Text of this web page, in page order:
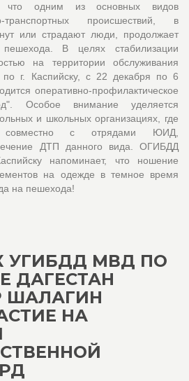
что одним из основных видов
транспортных происшествий, в
или страдают люди, продолжает
В целях стабилизации
на территории обслуживания
г. Каспийску, с 22 декабря по 6
оперативно-профилактическое
Особое внимание уделяется
и школьных организациях, где
совместно с отрядами ЮИД,
ДТП данного вида. ОГИБДД
напоминает, что ношение
на одежде в темное время
на пешехода!
УГИБДД МВД ПО
ДАГЕСТАН
ШАЛАГИН
НА